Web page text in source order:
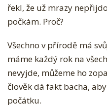
řekl, že už mrazy
počkám. Proč?
Všechno v přírodě má
máme každý rok na
nevyjde, můžeme ho
člověk dá fakt bacha,
počátku.